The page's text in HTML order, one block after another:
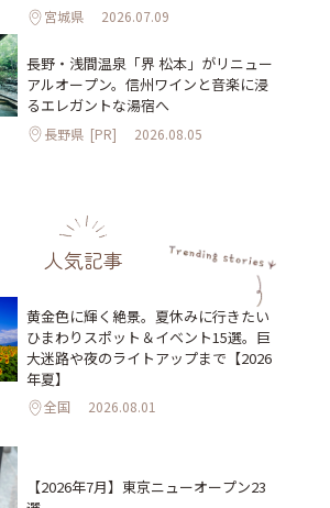
宮城県 2026.07.09
長野・浅間温泉「界 松本」がリニュー
アルオープン。信州ワインと音楽に浸
るエレガントな湯宿へ
長野県 [PR] 2026.08.05
人気記事
黄金色に輝く絶景。夏休みに行きたい
ひまわりスポット＆イベント15選。巨
大迷路や夜のライトアップまで【2026
年夏】
全国 2026.08.01
【2026年7月】東京ニューオープン23